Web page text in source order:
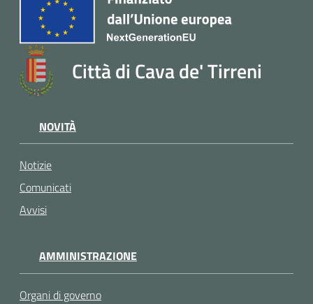
Città di Cava de' Tirreni
NOVITÀ
Notizie
Comunicati
Avvisi
AMMINISTRAZIONE
Organi di governo